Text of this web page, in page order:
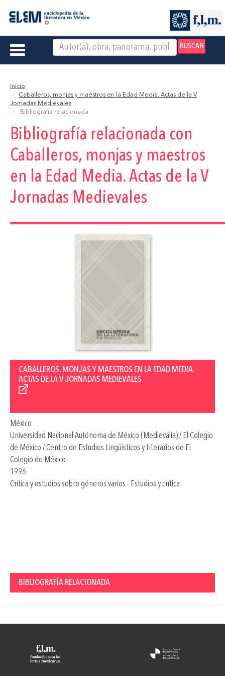
BUSCAR
Toggle
Inicio
Caballeros, monjas y maestros en la Edad Media. Actas de la V
Jornadas Medievales
Bibliografía relacionada
Bibliografía relacionada con
Caballeros, monjas y maestros
en la Edad Media. Actas de la V
Jornadas Medievales
CABALLEROS, MONJAS Y MAESTROS EN LA EDAD MEDIA.
ACTAS DE LA V JORNADAS MEDIEVALES
México
Universidad Nacional Autónoma de México (Medievalia) / El Colegio
de México / Centro de Estudios Lingüísticos y Literarios de El
Colegio de México
1996
Crítica y estudios sobre géneros varios - Estudios y crítica
BIBLIOGRAFÍA RELACIONADA